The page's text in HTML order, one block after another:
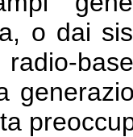
o dai